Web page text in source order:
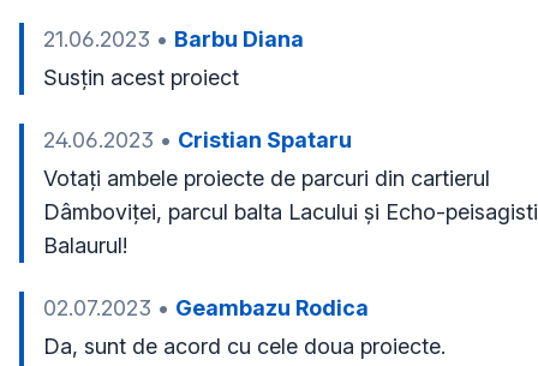
21.06.2023 • Barbu Diana
Susțin acest proiect
24.06.2023 • Cristian Spataru
Votați ambele proiecte de parcuri din cartierul
Dâmboviței, parcul balta Lacului și Echo-
Balaurul!
02.07.2023 • Geambazu Rodica
Da, sunt de acord cu cele doua proiecte.